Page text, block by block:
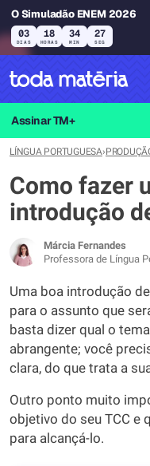
O Simuladão ENEM 2026
03
DIAS
18
HORAS
34
MIN
26
SEG
Assinar TM+
LÍNGUA PORTUGUESA›
Como fazer
introdução
Márcia Fernandes
Professora de Língua
Uma boa introdução
para o assunto que
basta dizer qual o
abrangente; você
clara, do que trata a
Outro ponto muito
objetivo do seu TCC e
para alcançá-lo.